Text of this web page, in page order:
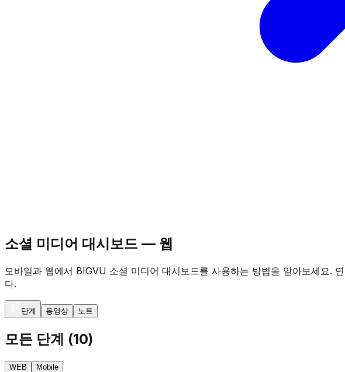
소셜 미디어 대시보드 — 웹
모바일과 웹에서 BIGVU 소셜 미디어 대시보드를 사용하는 방법을 알아보세요.
다.
단계 동영상 노트
모든 단계 (10)
WEB
Mobile